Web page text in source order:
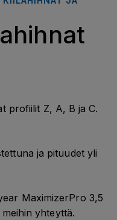
profiilit Z, A, B ja C.
ja pituudet yli
MaximizerPro 3,5
yhteyttä.